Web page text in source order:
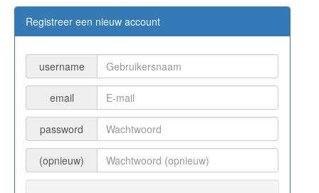
Registreer een nieuw account
username
email
password
(opnieuw)